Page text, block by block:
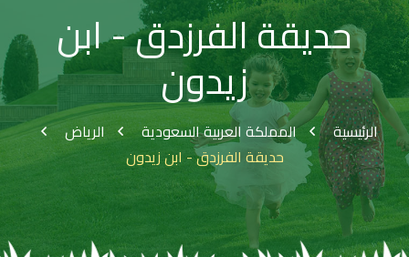
حديقة الفرزدق - ابن
زيدون
الرئيسية المملكة العربية السعودية
الرياض
حديقة الفرزدق - ابن زيدون